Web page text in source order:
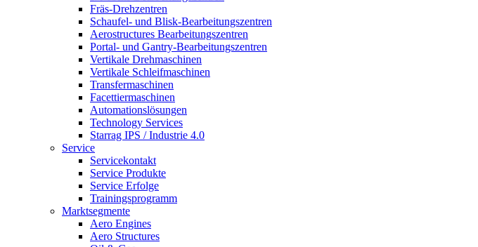
Fräs-Drehzentren
Schaufel- und Blisk-Bearbeitungszentren
Aerostructures Bearbeitungszentren
Portal- und Gantry-Bearbeitungszentren
Vertikale Drehmaschinen
Vertikale Schleifmaschinen
Transfermaschinen
Facettiermaschinen
Automationslösungen
Technology Services
Starrag IPS / Industrie 4.0
Service
Servicekontakt
Service Produkte
Service Erfolge
Trainingsprogramm
Marktsegmente
Aero Engines
Aero Structures